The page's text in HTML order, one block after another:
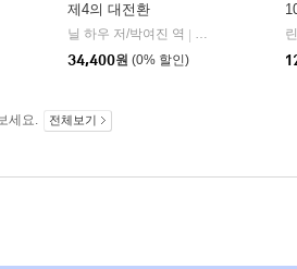
| 생각의힘
제4의 대전환
닐 하우 저/박여진 역
한국경제신문사(
34,400원 (0% 할인)
세요. 전체보기